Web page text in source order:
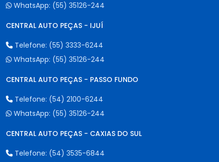
WhatsApp: (55) 35126-244
CENTRAL AUTO PEÇAS - IJUÍ
Telefone: (55) 3333-6244
WhatsApp: (55) 35126-244
CENTRAL AUTO PEÇAS - PASSO FUNDO
Telefone: (54) 2100-6244
WhatsApp: (55) 35126-244
CENTRAL AUTO PEÇAS - CAXIAS DO SUL
Telefone: (54) 3535-6844